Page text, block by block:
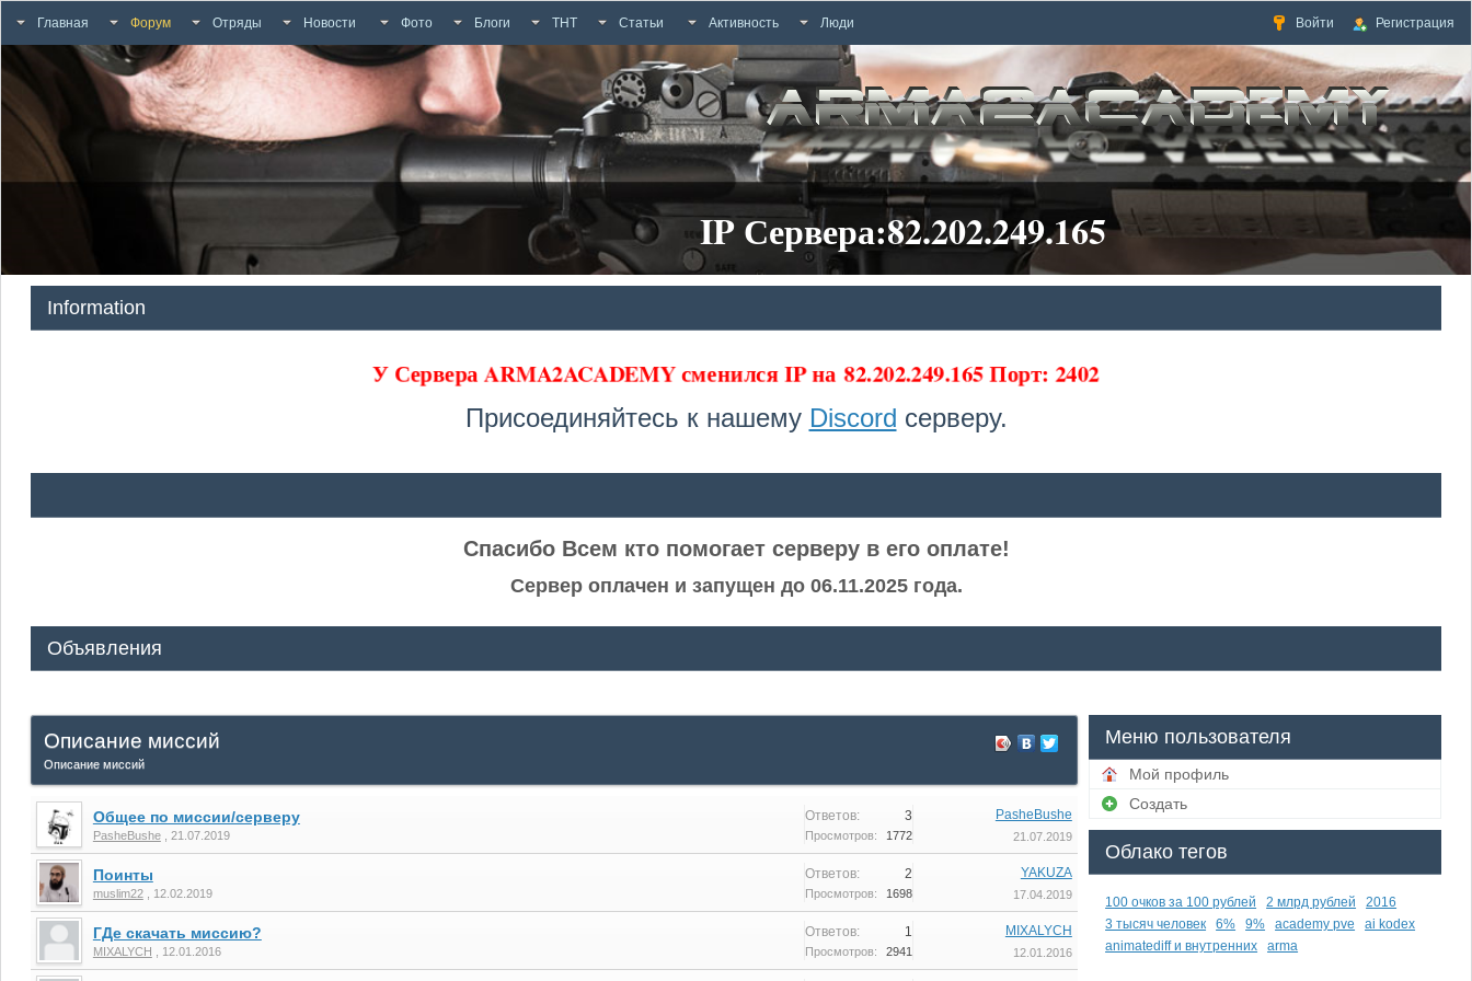
Главная Форум Отряды Новости Фото Блоги ТНТ Статьи Активность Люди Войти Регистрация
IP Сервера:82.202.249.165
Information
У Сервера ARMA2ACADEMY сменился IP на 82.202.249.165 Порт: 2402
Присоединяйтесь к нашему Discord серверу.
Спасибо Всем кто помогает серверу в его оплате!
Сервер оплачен и запущен до 06.11.2025 года.
Объявления
Описание миссий
Описание миссий
Общее по миссии/серверу
PasheBushe 21.07.2019
Ответов: 3
Просмотров: 1772
PasheBushe
21.07.2019
Поинты
muslim22 12.02.2019
Ответов: 2
Просмотров: 1698
YAKUZA
17.04.2019
ГДе скачать миссию?
MIXALYCH 12.01.2016
Ответов: 1
Просмотров: 2941
MIXALYCH
12.01.2016
Меню пользователя
Мой профиль
Создать
Облако тегов
100 очков за 100 рублей 2 млрд рублей
2016
3 тысяч человек
6% 9% academy pve
ai kodex
animatediff и внутренних
arma